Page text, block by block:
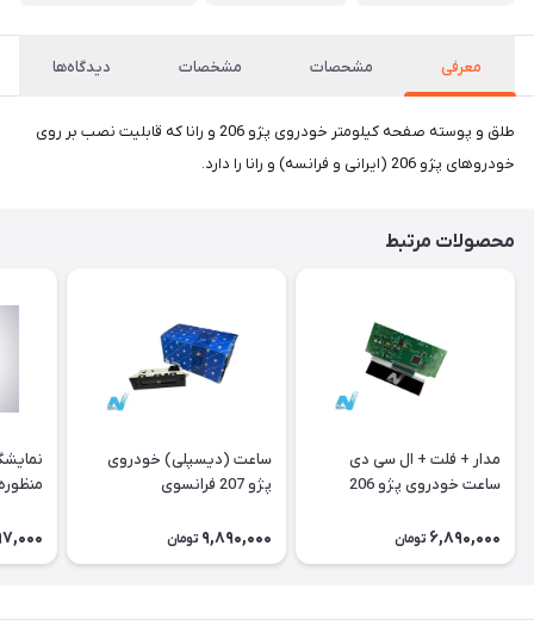
معرفی مشحصات مشخصات دیدگاه‌ها
طلق و پوسته صفحه کیلومتر خودروی پژو 206 و رانا که قابلیت نصب بر روی
خودروهای پژو 206 (ایرانی و فرانسه) و رانا را دارد.
محصولات مرتبط
مدار + فلت + ال سی دی
ساعت خودروی پژو 206
6,890,000 تومان
ساعت (دیسپلی) خودروی
پژو 207 فرانسوی
9,890,000 تومان